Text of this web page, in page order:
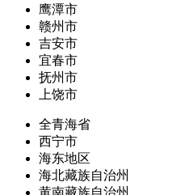
鹰潭市
赣州市
吉安市
宜春市
抚州市
上饶市
全青海省
西宁市
海东地区
海北藏族自治州
黄南藏族自治州